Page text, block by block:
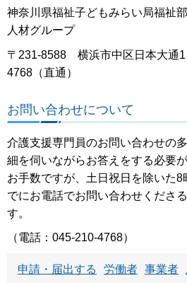
神奈川県福祉子どもみらい局福祉
人材グループ
〒231-8588 横浜市中区日本大通
4768（直通）
お問い合わせについて
介護支援専門員のお問い合わせの
細を伺いながらお答えをする必要が
お手数ですが、土日祝日を除いた8
でにお電話でお問い合わせくださ
す。
（電話：045-210-4768）
申請・届出する 労働者 事業者